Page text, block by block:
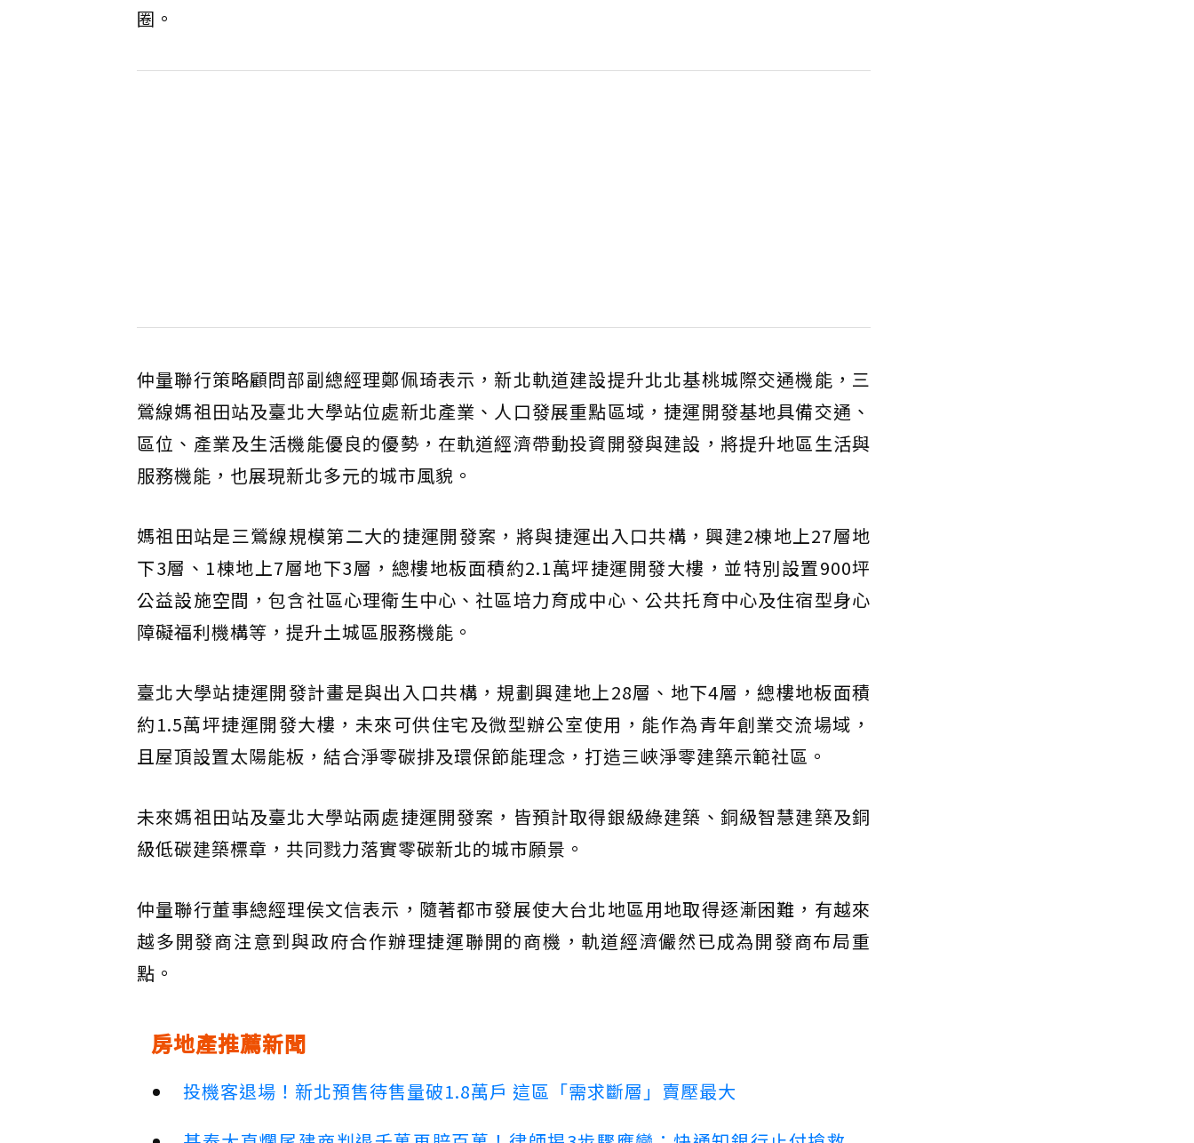
圈。
仲量聯行策略顧問部副總經理鄭佩琦表示，新北軌道建設提升北北基桃城際交通機能，三
鶯線媽祖田站及臺北大學站位處新北產業、人口發展重點區域，捷運開發基地具備交通、
區位、產業及生活機能優良的優勢，在軌道經濟帶動投資開發與建設，將提升地區生活與
服務機能，也展現新北多元的城市風貌。
媽祖田站是三鶯線規模第二大的捷運開發案，將與捷運出入口共構，興建2棟地上27層地
下3層、1棟地上7層地下3層，總樓地板面積約2.1萬坪捷運開發大樓，並特別設置900坪
公益設施空間，包含社區心理衛生中心、社區培力育成中心、公共托育中心及住宿型身心
障礙福利機構等，提升土城區服務機能。
臺北大學站捷運開發計畫是與出入口共構，規劃興建地上28層、地下4層，總樓地板面積
約1.5萬坪捷運開發大樓，未來可供住宅及微型辦公室使用，能作為青年創業交流場域，
且屋頂設置太陽能板，結合淨零碳排及環保節能理念，打造三峽淨零建築示範社區。
未來媽祖田站及臺北大學站兩處捷運開發案，皆預計取得銀級綠建築、銅級智慧建築及銅
級低碳建築標章，共同戮力落實零碳新北的城市願景。
仲量聯行董事總經理侯文信表示，隨著都市發展使大台北地區用地取得逐漸困難，有越來
越多開發商注意到與政府合作辦理捷運聯開的商機，軌道經濟儼然已成為開發商布局重
點。
房地產推薦新聞
投機客退場！新北預售待售量破1.8萬戶 這區「需求斷層」賣壓最大